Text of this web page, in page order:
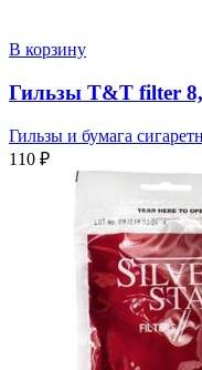
В корзину
Гильзы T&T filter
Гильзы и бумага
110 ₽